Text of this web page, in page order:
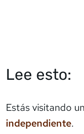
Lee esto:
Estás visitando
independiente.